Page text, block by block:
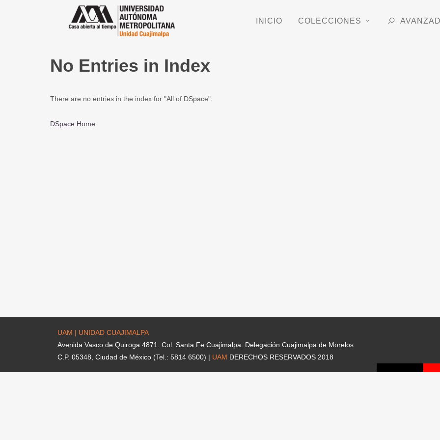
INICIO COLECCIONES
No Entries in Index
There are no entries in the index for "All of DSpace".
DSpace Home
UAM | UNIDAD CUAJIMALPA
Avenida Vasco de Quiroga 4871. Col. Santa Fe Cuajimalpa. Delegación Cuajimalpa de Morelos
C.P. 05348, Ciudad de México (Tel.: 5814 6500) | UAM DERECHOS RESERVADOS 2018